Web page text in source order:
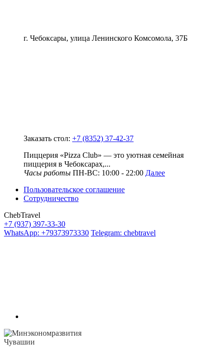
г. Чебоксары, улица Ленинского Комсомола, 37Б
Заказать стол: +7 (8352) 37-42-37
Пиццерия «Pizza Club» — это уютная семейная
пиццерия в Чебоксарах,...
Часы работы ПН-ВС: 10:00 - 22:00 Далее
Пользовательское соглашение
Сотрудничество
ChebTravel
+7 (937) 397-33-30
WhatsApp: +79373973330 Telegram: chebtravel